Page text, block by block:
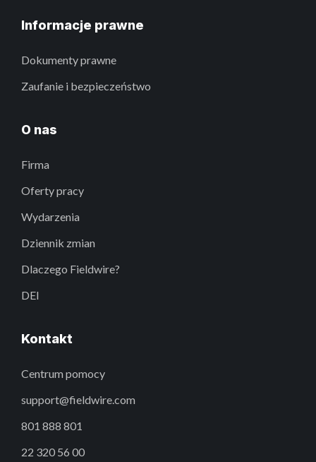
Informacje prawne
Dokumenty prawne
Zaufanie i bezpieczeństwo
O nas
Firma
Oferty pracy
Wydarzenia
Dziennik zmian
Dlaczego Fieldwire?
DEI
Kontakt
Centrum pomocy
support@fieldwire.com
801 888 801
22 320 56 00